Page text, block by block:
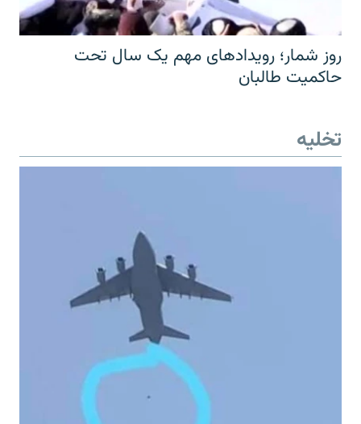
روز شمار؛ رویدادهای مهم یک سال تحت
حاکمیت طالبان
تخلیه